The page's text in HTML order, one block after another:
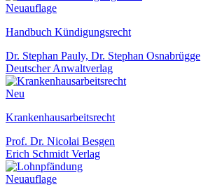
Neuauflage
Handbuch Kündigungsrecht
Dr. Stephan Pauly, Dr. Stephan Osnabrügge
Deutscher Anwaltverlag
Neu
Krankenhausarbeitsrecht
Prof. Dr. Nicolai Besgen
Erich Schmidt Verlag
Neuauflage